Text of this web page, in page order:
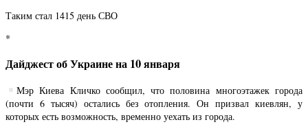
Таким стал 1415 день СВО
*
Дайджест об Украине на 10 января
Мэр Киева Кличко сообщил, что половина многоэтажек города
(почти 6 тысяч) остались без отопления. Он призвал киевлян, у
которых есть возможность, временно уехать из города.